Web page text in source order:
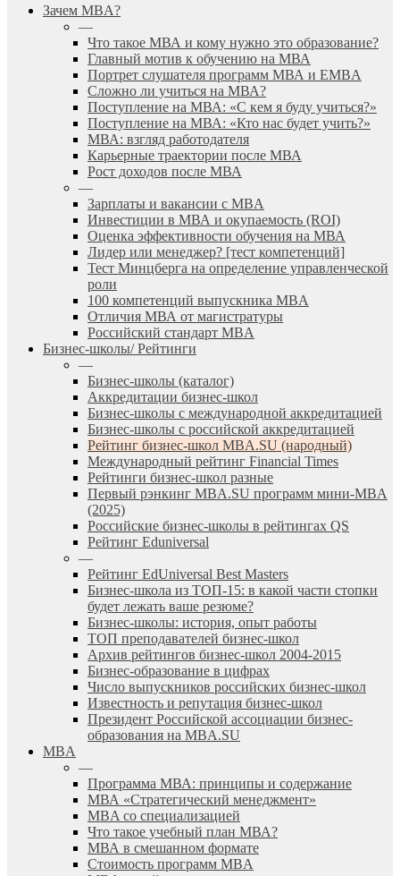
search
Menu
Зачем MBA?
—
Что такое МВА и кому нужно это образование?
Главный мотив к обучению на МВА
Портрет слушателя программ МВА и EMBA
Сложно ли учиться на МВА?
Поступление на МВА: «С кем я буду учиться?»
Поступление на МВА: «Кто нас будет учить?»
МВА: взгляд работодателя
Карьерные траектории после МВА
Рост доходов после МВА
—
Зарплаты и вакансии с MBA
Инвестиции в МВА и окупаемость (ROI)
Оценка эффективности обучения на МВА
Лидер или менеджер? [тест компетенций]
Тест Минцберга на определение управленческой
роли
100 компетенций выпускника MBA
Отличия МВА от магистратуры
Российский стандарт MBA
Бизнес-школы/ Рейтинги
—
Бизнес-школы (каталог)
Аккредитации бизнес-школ
Бизнес-школы с международной аккредитацией
Бизнес-школы с российской аккредитацией
Рейтинг бизнес-школ MBA.SU (народный)
Международный рейтинг Financial Times
Рейтинги бизнес-школ разные
Первый рэнкинг MBA.SU программ мини-MBA
(2025)
Российские бизнес-школы в рейтингах QS
Рейтинг Eduniversal
—
Рейтинг EdUniversal Best Masters
Бизнес-школа из ТОП-15: в какой части стопки
будет лежать ваше резюме?
Бизнес-школы: история, опыт работы
ТОП преподавателей бизнес-школ
Архив рейтингов бизнес-школ 2004-2015
Бизнес-образование в цифрах
Число выпускников российских бизнес-школ
Известность и репутация бизнес-школ
Президент Российской ассоциации бизнес-
образования на MBA.SU
MBA
—
Программа МВА: принципы и содержание
МВА «Cтратегический менеджмент»
MBA со специализацией
Что такое учебный план МВА?
МВА в смешанном формате
Стоимость программ MBA